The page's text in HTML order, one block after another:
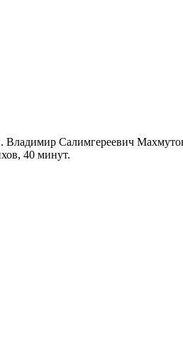
Владимир Салимгереевич
40 минут.